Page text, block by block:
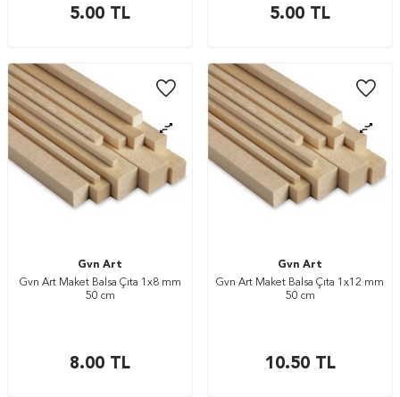
5.00 TL 5.00 TL
Gvn Art
Gvn Art Maket Balsa Çıta 1x8 mm
50 cm
8.00 TL
Gvn Art
Gvn Art Maket Balsa Çıta 1x12 mm
50 cm
10.50TL